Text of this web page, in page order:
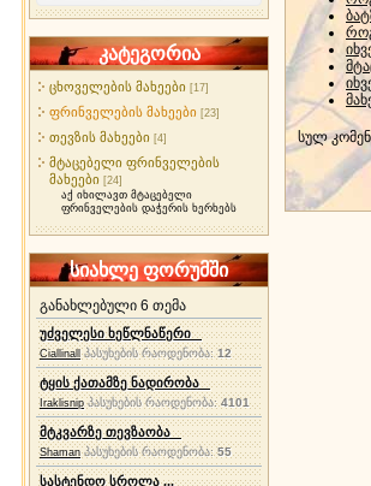
კატეგორია
ცხოველების მახეები [17]
ფრინველების მახეები [23]
თევზის მახეები [4]
მტაცებელი ფრინველების
მახეები [24]
აქ იხილავთ მტაცებელი
ფრინველების დაჭერის ხერხებს
სიახლე ფორუმში
განახლებული 6 თემა
უძველესი ხეწლნაწერი
Ciallinall პასუხების რაოდენობა:12
ტყის ქათამზე ნადირობა
Iraklisnip პასუხების რაოდენობა: 4101
მტკვარზე თევზაობა
Shaman პასუხების რაოდენობა:55
სასტენდო სროლა ...
სულ